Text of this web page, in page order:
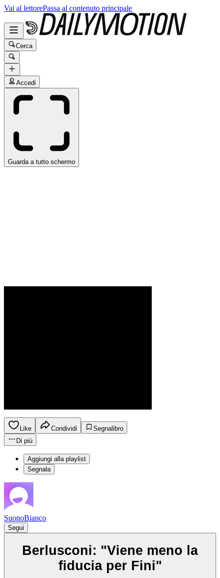
Vai al lettorePassa al contenuto principale
Cerca
Accedi
Guarda a tutto schermo
Like Condividi
Segnalibro
Di più
Aggiungi alla playlist
Segnala
SuonoBianco
Segui
Berlusconi: "Viene meno la
fiducia per Fini"